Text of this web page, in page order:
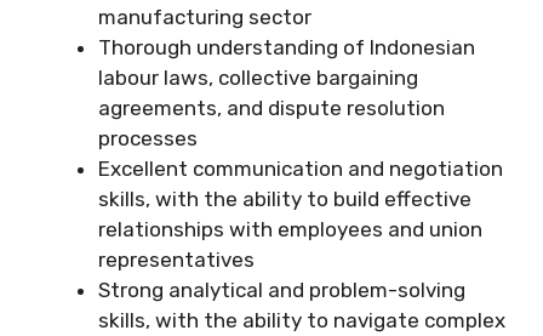
manufacturing sector
Thorough understanding of Indonesian
labour laws, collective bargaining
agreements, and dispute resolution
processes
Excellent communication and negotiation
skills, with the ability to build effective
relationships with employees and union
representatives
Strong analytical and problem-solving
skills, with the ability to navigate complex